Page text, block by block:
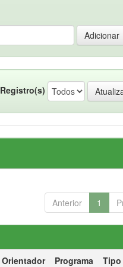
Registro(s)
Anterior 1
Orientador Programa
Tipo